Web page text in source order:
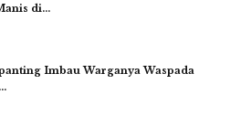
di…
Imbau Warganya Waspada